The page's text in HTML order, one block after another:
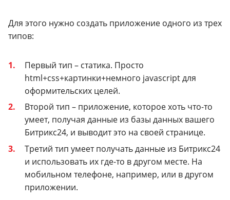
Для этого нужно создать приложение одного из трех
типов:
Первый тип – статика. Просто
html+css+картинки+немного javascript для
оформительских целей.
Второй тип – приложение, которое хоть что-то
умеет, получая данные из базы данных вашего
Битрикс24, и выводит это на своей странице.
Третий тип умеет получать данные из Битрикс24
и использовать их где-то в другом месте. На
мобильном телефоне, например, или в другом
приложении.